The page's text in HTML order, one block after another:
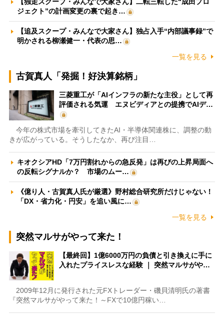
ジェクト”の計画変更の裏で起き…
【追及スクープ・みんなで大家さん】独占入手“内部議事録”で
明かされる柳瀬健一・代表の思…
一覧を見る
古賀真人「発掘！好決算銘柄」
三菱重工が「AIインフラの新たな主役」として再
評価される気運 エヌビディアとの提携でAIデ…
今年の株式市場を牽引してきたAI・半導体関連株に、調整の動
きが広がっている。そうしたなか、再び注目…
キオクシアHD「7万円割れからの急反発」は再びの上昇局面へ
の反転シグナルか？ 市場のムー…
《億り人・古賀真人氏が厳選》野村総合研究所だけじゃない！
「DX・省力化・円安」を追い風に…
一覧を見る
突然マルサがやって来た！
【最終回】1億6000万円の負債と引き換えに手に
入れたプライスレスな経験 ｜ 突然マルサがや…
2009年12月に発行された元FXトレーダー・磯貝清明氏の著書
『突然マルサがやって来た！～FXで10億円稼い…